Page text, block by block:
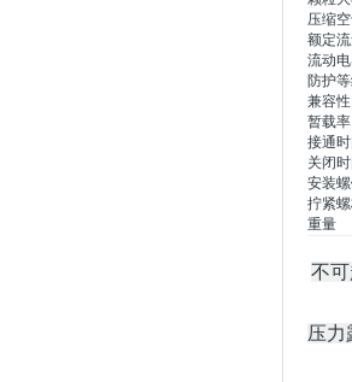
压缩
额定
流动
防护
兼容
暂载率
接通
关闭
安装
拧紧
重量
不
压力